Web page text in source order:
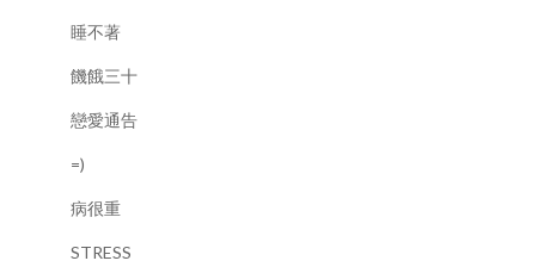
睡不著
饑餓三十
戀愛通告
=)
病很重
STRESS